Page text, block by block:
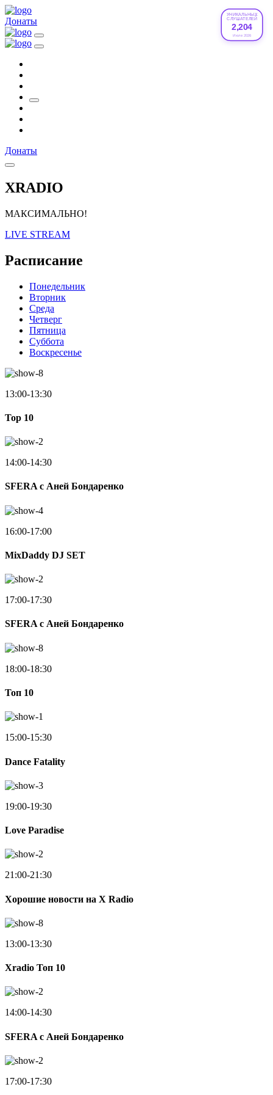
УНИКАЛЬНЫХ
СЛУШАТЕЛЕЙ
2,204
Июле 2026
Донаты
Донаты
XRADIO
МАКСИМАЛЬНО!
LIVE STREAM
Расписание
Понедельник
Вторник
Среда
Четверг
Пятница
Суббота
Воскресенье
13:00-13:30
Top 10
14:00-14:30
SFERA с Аней Бондаренко
16:00-17:00
MixDaddy DJ SET
17:00-17:30
SFERA с Аней Бондаренко
18:00-18:30
Toп 10
15:00-15:30
Dance Fatality
19:00-19:30
Love Paradise
21:00-21:30
Хорошие новости на X Radio
13:00-13:30
Xradio Топ 10
14:00-14:30
SFERA с Аней Бондаренко
17:00-17:30